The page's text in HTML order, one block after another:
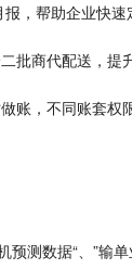
报，帮助企业快速
批商代配送 ，提
账，不同账套权
测数据“、”输单